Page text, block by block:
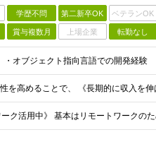
学歴不問 第二新卒OK ベテランOK
賞与複数月 上場企業 転勤なし